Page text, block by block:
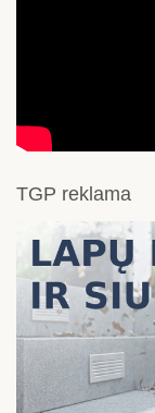
TGP reklama